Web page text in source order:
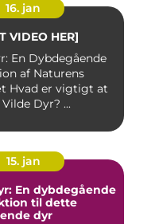
16. jan
VIDEO HER]
En Dybdegående
af Naturens
vide om Vilde Dyr? ...
15. jan
En dybdegående
til dette
dyr